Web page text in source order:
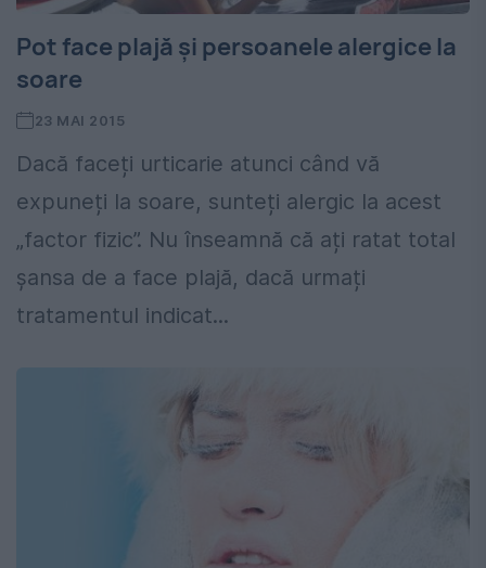
Pot face plajă și persoanele alergice la
soare
23 MAI 2015
Dacă faceți urticarie atunci când vă
expuneți la soare, sunteți alergic la acest
„factor fizic”. Nu înseamnă că ați ratat total
șansa de a face plajă, dacă urmați
tratamentul indicat...